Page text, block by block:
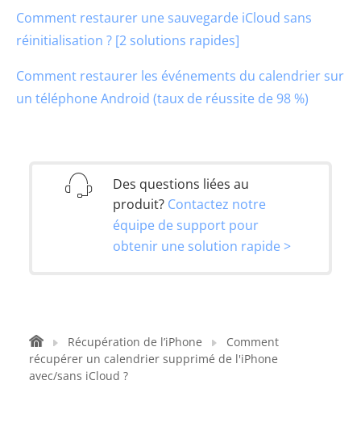
Comment restaurer une sauvegarde iCloud sans
réinitialisation ? [2 solutions rapides]
Comment restaurer les événements du calendrier sur
un téléphone Android (taux de réussite de 98 %)
Des questions liées au
produit? Contactez notre
équipe de support pour
obtenir une solution rapide >
Récupération de l’iPhone
Comment
récupérer un calendrier supprimé de l'iPhone
avec/sans iCloud ?